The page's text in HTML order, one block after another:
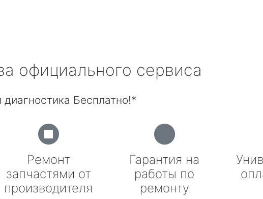
официального сервиса
диагностика Бесплатно!*
Ремонт
запчастями от
производителя
Гарантия на
работы по
ремонту